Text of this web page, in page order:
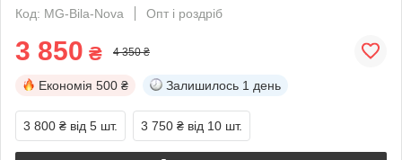
Код: MG-Bila-Nova
Опт і роздріб
3 850 ₴ 4 350 ₴
Економія 500 ₴ Залишилось 1 день
3 800 ₴ від 5 шт. 3 750 ₴ від 10 шт.